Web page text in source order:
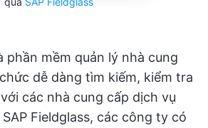
phần mềm quản lý nhà cung
dễ dàng tìm kiếm, kiểm tra
các nhà cung cấp dịch vụ
Fieldglass, các công ty có